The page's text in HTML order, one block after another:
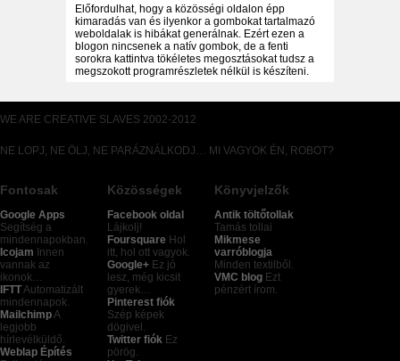
Előfordulhat, hogy a közösségi oldalon épp
kimaradás van és ilyenkor a gombokat tartalmazó
weboldalak is hibákat generálnak. Ezért ezen a
blogon nincsenek a natív gombok, de a fenti
sorokra kattintva tökéletes megosztásokat tudsz a
megszokott programrészletek nélkül is készíteni.
WE ARE CREATIVE SLAVES 2002-2012
NE LOPJ, NE ÖLJ, NE PARÁZNÁLKODJ… MI VAGYOK ÉN, ROBOT?
Fontosak
Google Apps
Segítség a
mindennapokban.
Icojam Innen
vannak az
ikonok…
IFTT Automatizált
mindennapok.
Mailchimp A
legjobb
hírlevélküldő.
Weblap Építés
Közösségek
Facebook oldal
Lájkolj!
Foursquare Hol
itt, hol ott vagyok.
Google+ Ez jó
lesz, még kicsit
gyerek…
Pinterest fiók
Szép képek
dögivel.
Twitter fiók Ez
pörög.
Könyvjelzők
Antik töltőtollak
Tamás tollai
Mikmese
varróblogja
Minden textilből.
VMC blog Ezt
pénzért írom.